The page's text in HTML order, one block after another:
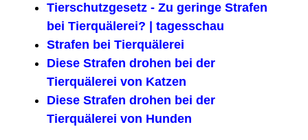
Tierschutzgesetz - Zu geringe Strafen
bei Tierquälerei? | tagesschau
Strafen bei Tierquälerei
Diese Strafen drohen bei der
Tierquälerei von Katzen
Diese Strafen drohen bei der
Tierquälerei von Hunden